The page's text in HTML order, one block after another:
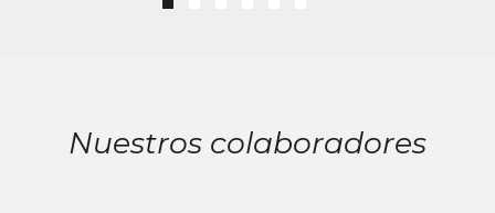
Nuestros colaboradores